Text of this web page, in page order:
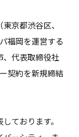
京都渋谷区、
福岡を運営する
代表取締役社
契約を新規締結
ております。